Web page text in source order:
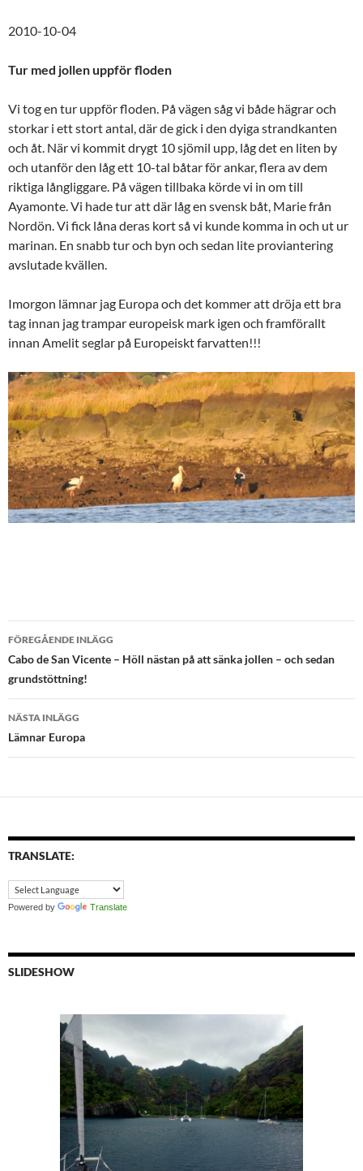
2010-10-04
Tur med jollen uppför floden
Vi tog en tur uppför floden. På vägen såg vi både hägrar och
storkar i ett stort antal, där de gick i den dyiga strandkanten
och åt. När vi kommit drygt 10 sjömil upp, låg det en liten by
och utanför den låg ett 10-tal båtar för ankar, flera av dem
riktiga långliggare. På vägen tillbaka körde vi in om till
Ayamonte. Vi hade tur att där låg en svensk båt, Marie från
Nordön. Vi fick låna deras kort så vi kunde komma in och ut ur
marinan. En snabb tur och byn och sedan lite proviantering
avslutade kvällen.
Imorgon lämnar jag Europa och det kommer att dröja ett bra
tag innan jag trampar europeisk mark igen och framförallt
innan Amelit seglar på Europeiskt farvatten!!!
Inläggsnavigering
FÖREGÅENDE INLÄGG
Cabo de San Vicente – Höll nästan på att sänka jollen – och sedan
grundstöttning!
NÄSTA INLÄGG
Lämnar Europa
TRANSLATE:
Powered by Translate
SLIDESHOW